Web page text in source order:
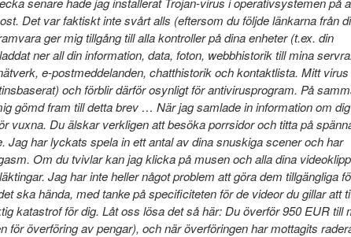
Det var faktiskt inte svårt alls (eftersom du följde länkarna från
ger mig tillgång till alla kontroller på dina enheter (t.ex. din
ner all din information, data, foton, webbhistorik till mina
e-postmeddelanden, chatthistorik och kontaktlista. Mitt virus
och förblir därför osynligt för antivirusprogram. På
gömd fram till detta brev … När jag samlade in information om
vuxna. Du älskar verkligen att besöka porrsidor och titta på
Jag har lyckats spela in ett antal av dina snuskiga scener och har
Om du tvivlar kan jag klicka på musen och alla dina videoklipp
Jag har inte heller något problem att göra dem tillgängliga
ska hända, med tanke på specificiteten för de videor du gillar att
katastrof för dig. Låt oss lösa det så här: Du överför 950 EUR till
för överföring av pengar), och när överföringen har mottagits